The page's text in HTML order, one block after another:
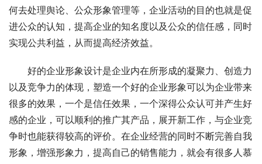
何去处理舆论、公众形象管理等，企业活动的目的也就是促
进公众的认知，提高企业的知名度以及公众的信任感，同时
实现公共利益，从而提高经济效益。
好的企业形象设计是企业内在所形成的凝聚力、创造力
以及竞争力的体现，塑造一个好的企业形象可以为企业带来
很多的效果，一个是信任效果，一个深得公众认可并产生好
感的企业，可以顺利的推广其产品，展开新工作，与企业竞
争时也能获得较高的评价。在企业经营的同时不断完善自我
形象，增强形象力，提高自己的销售能力，就会有很多人慕